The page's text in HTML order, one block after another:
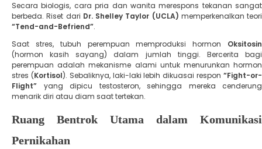
Secara biologis, cara pria dan wanita merespons tekanan sangat
berbeda. Riset dari Dr. Shelley Taylor (UCLA) memperkenalkan teori
“Tend-and-Befriend”.
​Saat stres, tubuh perempuan memproduksi hormon Oksitosin
(hormon kasih sayang) dalam jumlah tinggi. Bercerita bagi
perempuan adalah mekanisme alami untuk menurunkan hormon
stres (Kortisol). Sebaliknya, laki-laki lebih dikuasai respon“Fight-or-
Flight” yang dipicu testosteron, sehingga mereka cenderung
menarik diri atau diam saat tertekan.
Ruang Bentrok Utama dalam Komunikasi
Pernikahan